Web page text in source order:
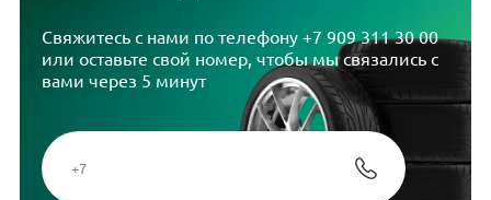
Свяжитесь с нами по телефону +7 909 311 30 00
или оставьте свой номер, чтобы мы связались с
вами через 5 минут